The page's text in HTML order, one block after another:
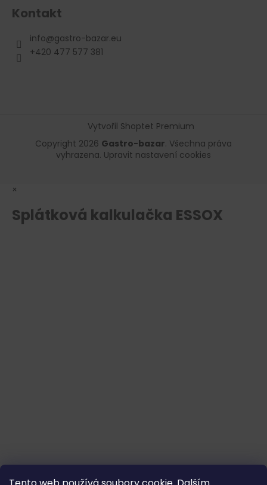
Kontakt
info@gastro-bazar.eu
+420 477 577 381
Vytvořil Shoptet Premium
Copyright 2026 Gastro-bazar. Všechna práva
vyhrazena. Upravit nastavení cookies
×
Splátková kalkulačka ESSOX